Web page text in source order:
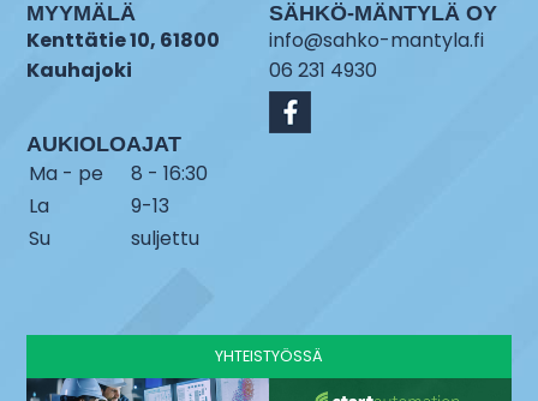
MYYMÄLÄ
Kenttätie 10, 61800
Kauhajoki
AUKIOLOAJAT
Ma - pe
8 - 16:30
La
9-13
Su
suljettu
SÄHKÖ-MÄNTYLÄ OY
info@sahko-mantyla.fi
06 231 4930
YHTEISTYÖSSÄ